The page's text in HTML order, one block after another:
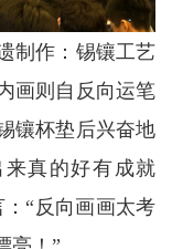
制作：锡镶工艺
画则自反向运笔
镶杯垫后兴奋地
真的好有成就
“反向画画太考